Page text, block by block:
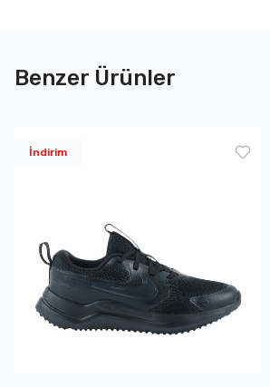
Benzer Ürünler
İndirim